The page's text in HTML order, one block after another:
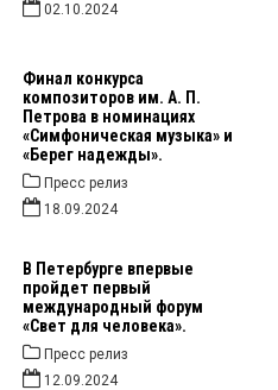
02.10.2024
Финал конкурса
композиторов им. А. П.
Петрова в номинациях
«Симфоническая музыка» и
«Берег надежды».
Пресс релиз
18.09.2024
В Петербурге впервые
пройдет первый
международный форум
«Свет для человека».
Пресс релиз
12.09.2024